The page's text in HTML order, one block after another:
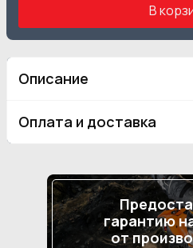
В
Описание
Оплата и доставка
гарантию
от